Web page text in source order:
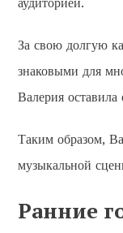
За свою долгую
знаковыми для
Валерия
Таким образом,
музыкальной
Ранние